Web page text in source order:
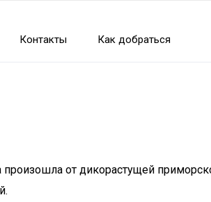
Контакты Как добраться
от дикорастущей